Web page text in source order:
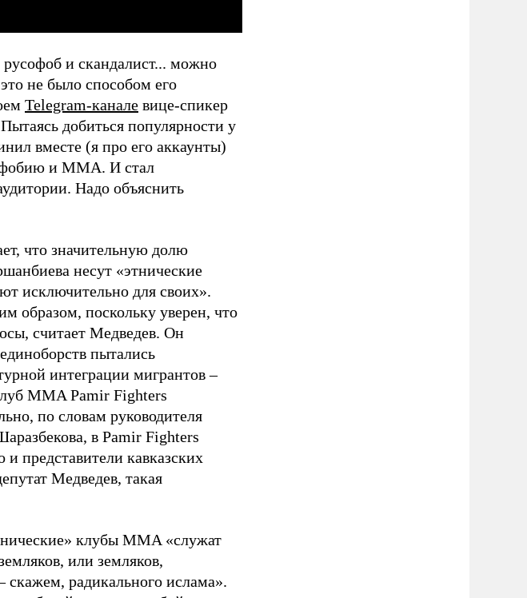
и скандалист... можно
не было способом его
Telegram-канале вице-спикер
добиться популярности у
вместе (я про его аккаунты)
и ММА. И стал
Надо объяснить
что значительную долю
несут «этнические
исключительно для своих».
образом, поскольку уверен, что
считает Медведев. Он
пытались
интеграции мигрантов –
MMA Pamir Fighters
по словам руководителя
в Pamir Fighters
представители кавказских
Медведев, такая
клубы MMA «служат
или земляков,
радикального ислама».